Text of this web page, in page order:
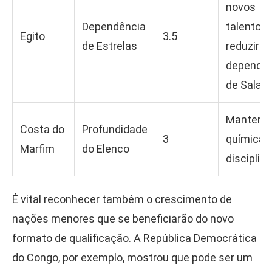
Egito
Dependência
de Estrelas
3.5
novos
talentos
reduzir
de Salah.
Costa do
Marfim
Profundidade
do Elenco
3
Manter a
química
É vital reconhecer também o crescimento de
nações menores que se beneficiarão do novo
formato de qualificação. A República Democrática
do Congo, por exemplo, mostrou que pode ser um